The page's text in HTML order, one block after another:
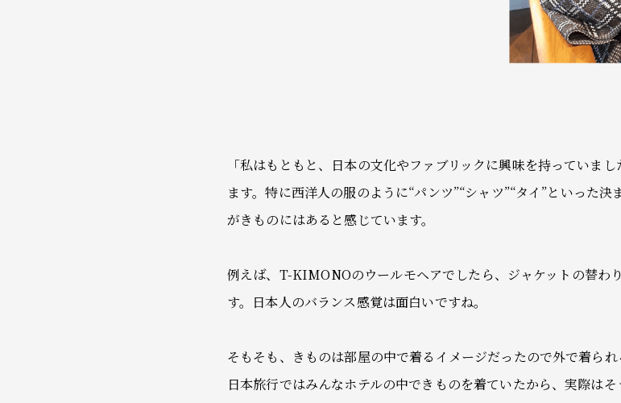
「私はもともと、日本の文化やファブリックに興味を持っていま
ます。特に西洋人の服のように“パンツ”“シャツ”“タイ”といった
がきものにはあると感じています。
例えば、T-KIMONOのウールモヘアでしたら、ジャケットの替わ
す。日本人のバランス感覚は面白いですね。
そもそも、きものは部屋の中で着るイメージだったので外で着られ
日本旅行ではみんなホテルの中できものを着ていたから、実際はそ